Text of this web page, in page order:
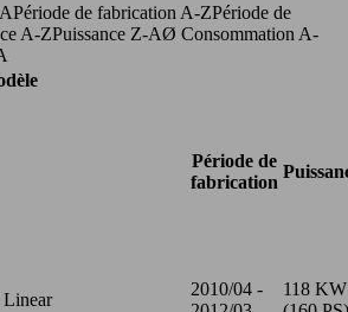
Période de fabrication A-ZPériode de
A-ZPuissance Z-AØ Consommation A-
Période de
fabrication
2010/04 -
118 KW